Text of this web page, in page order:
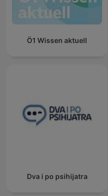
Ö1 Wissen aktuell
Dva i po psihijatra